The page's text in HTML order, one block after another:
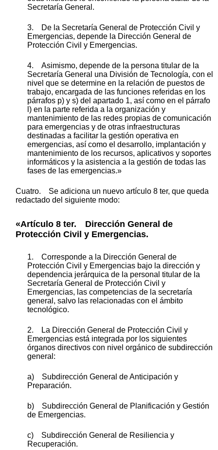
Secretaría General.
3. De la Secretaría General de Protección Civil y
Emergencias, depende la Dirección General de
Protección Civil y Emergencias.
4. Asimismo, depende de la persona titular de la
Secretaría General una División de Tecnología, con el
nivel que se determine en la relación de puestos de
trabajo, encargada de las funciones referidas en los
párrafos p) y s) del apartado 1, así como en el párrafo
l) en la parte referida a la organización y
mantenimiento de las redes propias de comunicación
para emergencias y de otras infraestructuras
destinadas a facilitar la gestión operativa en
emergencias, así como el desarrollo, implantación y
mantenimiento de los recursos, aplicativos y soportes
informáticos y la asistencia a la gestión de todas las
fases de las emergencias.»
Cuatro. Se adiciona un nuevo artículo 8 ter, que queda
redactado del siguiente modo:
«Artículo 8 ter. Dirección General de
Protección Civil y Emergencias.
1. Corresponde a la Dirección General de
Protección Civil y Emergencias bajo la dirección y
dependencia jerárquica de la personal titular de la
Secretaría General de Protección Civil y
Emergencias, las competencias de la secretaría
general, salvo las relacionadas con el ámbito
tecnológico.
2. La Dirección General de Protección Civil y
Emergencias está integrada por los siguientes
órganos directivos con nivel orgánico de subdirección
general:
a) Subdirección General de Anticipación y
Preparación.
b) Subdirección General de Planificación y Gestión
de Emergencias.
c) Subdirección General de Resiliencia y
Recuperación.